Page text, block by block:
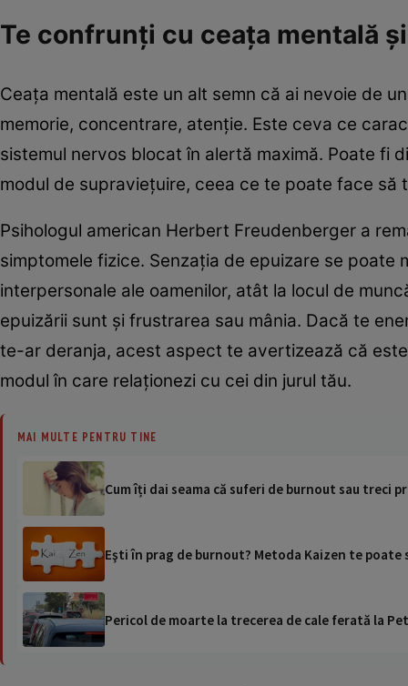
Te confrunţi cu ceaţa mentală
Ceața mentală este un alt semn că ai nevoie de
memorie, concentrare, atenţie. Este ceva ce
sistemul nervos blocat în alertă maximă. Poate fi
modul de supraviețuire, ceea ce te poate face să
Psihologul american Herbert Freudenberger a
simptomele fizice. Senzația de epuizare se
interpersonale ale oamenilor, atât la locul de
epuizării sunt şi frustrarea sau mânia. Dacă te
te-ar deranja, acest aspect te avertizează că
modul în care relaționezi cu cei din jurul tău.
MAI MULTE PENTRU TINE
Cum îți dai seama că suferi de burnout sau treci
Eşti în prag de burnout? Metoda Kaizen te poate
Pericol de moarte la trecerea de cale ferată la